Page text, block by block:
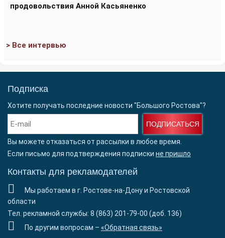
продовольствия Анной Касьяненко
> Все интервью
Подписка
Хотите получать последние новости "Большого Ростова"?
ПОДПИСАТЬСЯ
Вы можете отказаться от рассылки в любое время.
Если письмо для подтверждения подписки не пришло
Контакты для рекламодателей
Мы работаем в г. Ростове-на-Дону и Ростовской
области
Тел. рекламной службы: 8 (863) 201-79-00 (доб. 136)
По другим вопросам – «Обратная связь»